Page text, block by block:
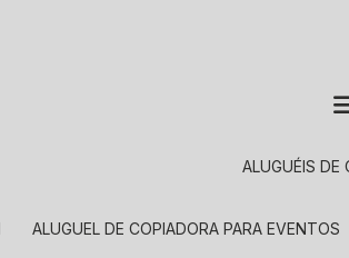
ALUGUÉIS
ALUGUEL DE COPIADORA PARA EVENTOS